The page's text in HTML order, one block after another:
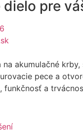
dielo pre
na akumulačné
pece a
funkčnosť a